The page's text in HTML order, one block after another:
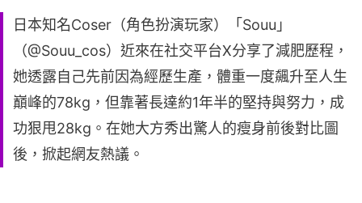
日本知名Coser（角色扮演玩家）「Souu」
（@Souu_cos）近來在社交平台X分享了減肥歷程，
她透露自己先前因為經歷生產，體重一度飆升至人生
巔峰的78kg，但靠著長達約1年半的堅持與努力，成
功狠甩28kg。在她大方秀出驚人的瘦身前後對比圖
後，掀起網友熱議。